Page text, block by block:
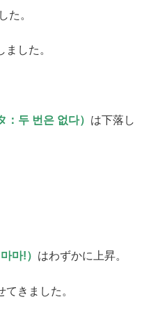
た。
した。
두 번은 없다） は下落し
마!） はわずかに上昇。
きました。